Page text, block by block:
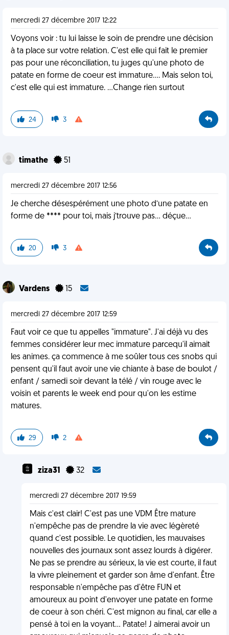
mercredi 27 décembre 2017 12:22
Voyons voir : tu lui laisse le soin de prendre une décision
à ta place sur votre relation. C'est elle qui fait le premier
pas pour une réconciliation, tu juges qu'une photo de
patate en forme de coeur est immature.... Mais selon toi,
c'est elle qui est immature. ...Change rien surtout
24 3
timathe 51
mercredi 27 décembre 2017 12:56
Je cherche désespérément une photo d’une patate en
forme de **** pour toi, mais j’trouve pas... déçue...
20 3
Vardens 15
mercredi 27 décembre 2017 12:59
Faut voir ce que tu appelles "immature". J'ai déjà vu des
femmes considérer leur mec immature parcequ'il aimait
les animes. ça commence à me soûler tous ces snobs qui
pensent qu'il faut avoir une vie chiante à base de boulot /
enfant / samedi soir devant la télé / vin rouge avec le
voisin et parents le week end pour qu'on les estime
matures.
29 2
ziza31 32
mercredi 27 décembre 2017 19:59
Mais c'est clair! C'est pas une VDM Être mature
n'empêche pas de prendre la vie avec légèreté
quand c'est possible. Le quotidien, les mauvaises
nouvelles des journaux sont assez lourds à digérer.
Ne pas se prendre au sérieux, la vie est courte, il faut
la vivre pleinement et garder son âme d'enfant. Être
responsable n'empêche pas d'être FUN et
amoureux au point d'envoyer une patate en forme
de coeur à son chéri. C'est mignon au final, car elle a
pensé à toi en la voyant... Patate! J aimerai avoir un